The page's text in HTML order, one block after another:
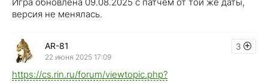
версия не менялась.
3
AR-81
22 июня 2025 17:09
https://cs.rin.ru/forum/viewtopic.php?